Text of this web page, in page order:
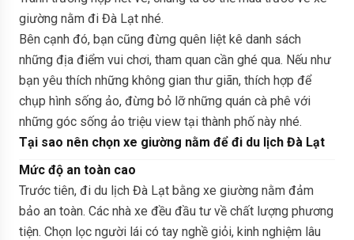
giường nằm đi Đà Lạt nhé.
Bên cạnh đó, bạn cũng đừng quên liệt kê danh sách
những địa điểm vui chơi, tham quan cần ghé qua. Nếu như
bạn yêu thích những không gian thư giãn, thích hợp để
chụp hình sống ảo, đừng bỏ lỡ những quán cà phê với
những góc sống ảo triệu view tại thành phố này nhé.
Tại sao nên chọn xe giường nằm để đi du lịch Đà Lạt
Mức độ an toàn cao
Trước tiên, đi du lịch Đà Lạt bằng xe giường nằm đảm
bảo an toàn. Các nhà xe đều đầu tư về chất lượng phương
tiện. Chọn lọc người lái có tay nghề giỏi, kinh nghiệm lâu